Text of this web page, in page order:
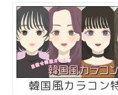
韓国風カラコン